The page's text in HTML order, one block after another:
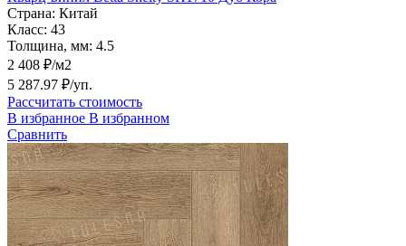
Страна: Китай
Класс: 43
Толщина, мм: 4.5
2 408 ₽/м2
5 287.97 ₽/уп.
Рассчитать стоимость
В избранное В избранном
Сравнить